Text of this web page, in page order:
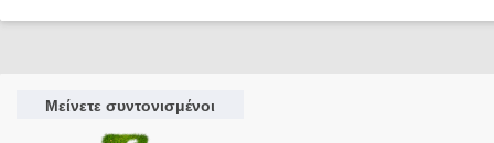
Μείνετε συντονισμένοι